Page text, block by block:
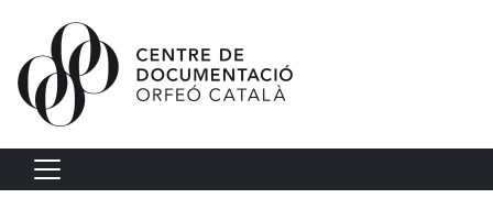
Vés al contingut
Navegació principal